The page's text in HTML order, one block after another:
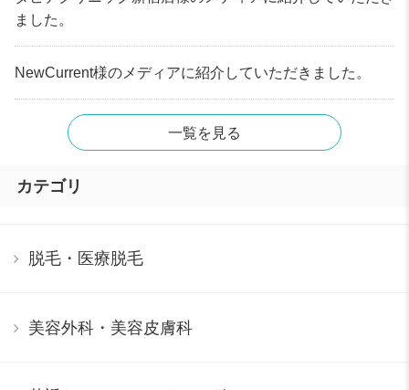
ました。
NewCurrent様のメディアに紹介していただきました。
一覧を見る
カテゴリ
脱毛・医療脱毛
美容外科・美容皮膚科